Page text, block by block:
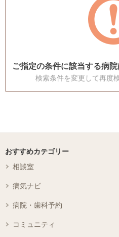
ご指定の条件に該当する病
検索条件を変更して再度
おすすめカテゴリー
相談室
病気ナビ
病院・歯科予約
コミュニティ